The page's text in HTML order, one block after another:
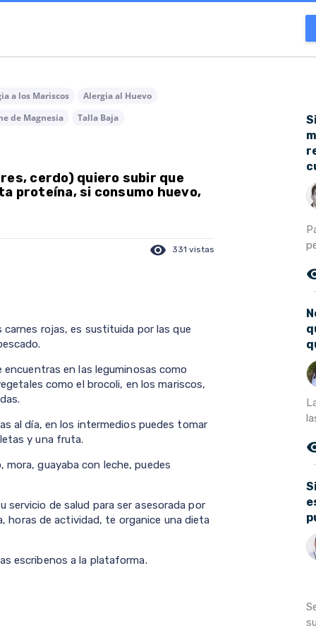
a los Mariscos
Alergia al Huevo
de Magnesia
Talla Baja
cerdo) quiero subir que
proteína, si consumo huevo,
visibility 331 vistas
carnes rojas, es sustituida por las que
encuentras en las leguminosas como
como el brocoli, en los mariscos,
al día, en los intermedios puedes tomar
y una fruta.
guayaba con leche, puedes
servicio de salud para ser asesorada por
horas de actividad, te organice una dieta
escribenos a la plataforma.